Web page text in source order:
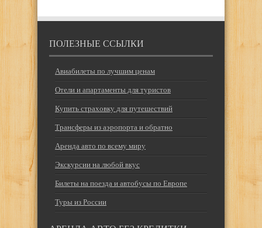
ПОЛЕЗНЫЕ ССЫЛКИ
Авиабилеты по лучшим ценам
Отели и апартаменты для туристов
Купить страховку для путешествий
Трансферы из аэропорта и обратно
Аренда авто по всему миру
Экскурсии на любой вкус
Билеты на поезда и автобусы по Европе
Туры из России